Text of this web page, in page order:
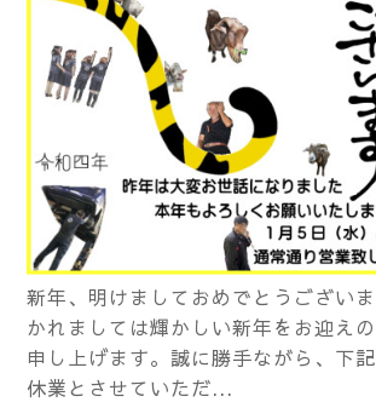
新年、明けましておめでとうござい
かれましては輝かしい新年をお迎え
申し上げます。誠に勝手ながら、下
休業とさせていただ...